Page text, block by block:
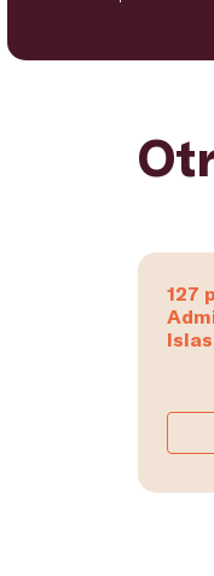
127